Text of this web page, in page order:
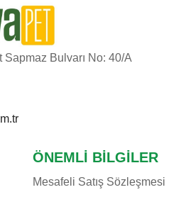
Bulvarı No: 40/A
ÖNEMLI BILGILER
Mesafeli Satış Sözleşmesi